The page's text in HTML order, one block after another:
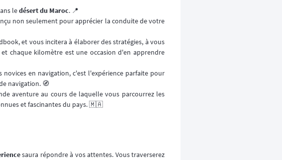
ledésert du Maroc. 📍
non seulement pour apprécier la conduite de votre
et vous incitera à élaborer des stratégies, à vous
chaque kilomètre est une occasion d'en apprendre
en navigation, c'est l'expérience parfaite pour
navigation. 🧭
aventure au cours de laquelle vous parcourrez les
et fascinantes du pays. 🇲🇦
saura répondre à vos attentes. Vous traverserez